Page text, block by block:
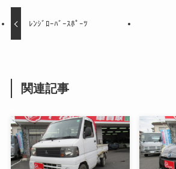
ﾚﾝｼﾞﾛｰﾊﾞｰｽﾎﾟｰﾂ
関連記事